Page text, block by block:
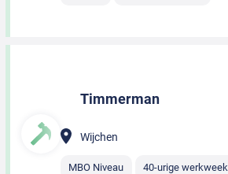
Timmerman
Wijchen
MBO Niveau 40-urige werkweek